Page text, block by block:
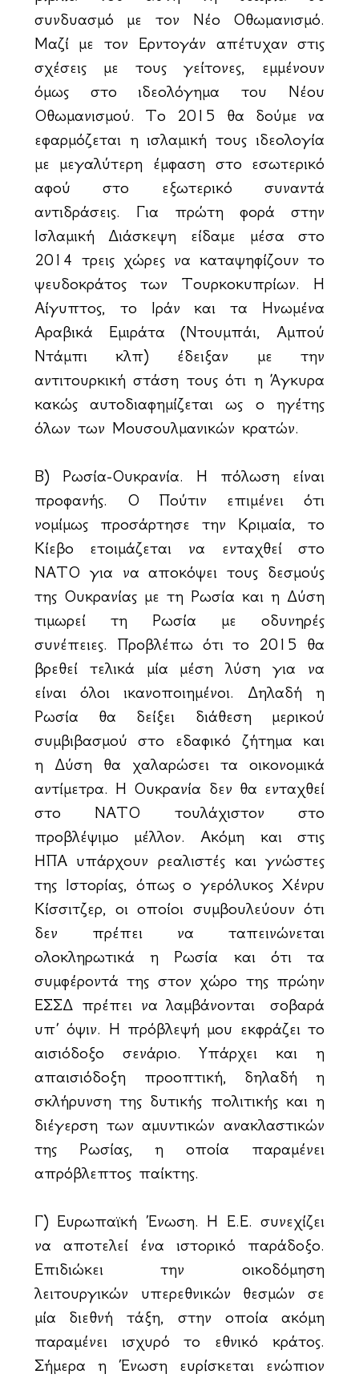
συνδυασμό με τον Νέο Οθωμανισμό.
Μαζί με τον Ερντογάν απέτυχαν στις
σχέσεις με τους γείτονες, εμμένουν
όμως στο ιδεολόγημα του Νέου
Οθωμανισμού. Το 2015 θα δούμε να
εφαρμόζεται η ισλαμική τους ιδεολογία
με μεγαλύτερη έμφαση στο εσωτερικό
αφού στο εξωτερικό συναντά
αντιδράσεις. Για πρώτη φορά στην
Ισλαμική Διάσκεψη είδαμε μέσα στο
2014 τρεις χώρες να καταψηφίζουν το
ψευδοκράτος των Τουρκοκυπρίων. Η
Αίγυπτος, το Ιράν και τα Ηνωμένα
Αραβικά Εμιράτα (Ντουμπάι, Αμπού
Ντάμπι κλπ) έδειξαν με την
αντιτουρκική στάση τους ότι η Άγκυρα
κακώς αυτοδιαφημίζεται ως ο ηγέτης
όλων των Μουσουλμανικών κρατών.
Β) Ρωσία-Ουκρανία. Η πόλωση είναι
προφανής. Ο Πούτιν επιμένει ότι
νομίμως προσάρτησε την Κριμαία, το
Κίεβο ετοιμάζεται να ενταχθεί στο
ΝΑΤΟ για να αποκόψει τους δεσμούς
της Ουκρανίας με τη Ρωσία και η Δύση
τιμωρεί τη Ρωσία με οδυνηρές
συνέπειες. Προβλέπω ότι το 2015 θα
βρεθεί τελικά μία μέση λύση για να
είναι όλοι ικανοποιημένοι. Δηλαδή η
Ρωσία θα δείξει διάθεση μερικού
συμβιβασμού στο εδαφικό ζήτημα και
η Δύση θα χαλαρώσει τα οικονομικά
αντίμετρα. Η Ουκρανία δεν θα ενταχθεί
στο ΝΑΤΟ τουλάχιστον στο
προβλέψιμο μέλλον. Ακόμη και στις
ΗΠΑ υπάρχουν ρεαλιστές και γνώστες
της Ιστορίας, όπως ο γερόλυκος Χένρυ
Κίσσιτζερ, οι οποίοι συμβουλεύουν ότι
δεν πρέπει να ταπεινώνεται
ολοκληρωτικά η Ρωσία και ότι τα
συμφέροντά της στον χώρο της πρώην
ΕΣΣΔ πρέπει να λαμβάνονται σοβαρά
υπ’ όψιν. Η πρόβλεψή μου εκφράζει το
αισιόδοξο σενάριο. Υπάρχει και η
απαισιόδοξη προοπτική, δηλαδή η
σκλήρυνση της δυτικής πολιτικής και η
διέγερση των αμυντικών ανακλαστικών
της Ρωσίας, η οποία παραμένει
απρόβλεπτος παίκτης.
Γ) Ευρωπαϊκή Ένωση. Η Ε.Ε. συνεχίζει
να αποτελεί ένα ιστορικό παράδοξο.
Επιδιώκει την οικοδόμηση
λειτουργικών υπερεθνικών θεσμών σε
μία διεθνή τάξη, στην οποία ακόμη
παραμένει ισχυρό το εθνικό κράτος.
Σήμερα η Ένωση ευρίσκεται ενώπιον